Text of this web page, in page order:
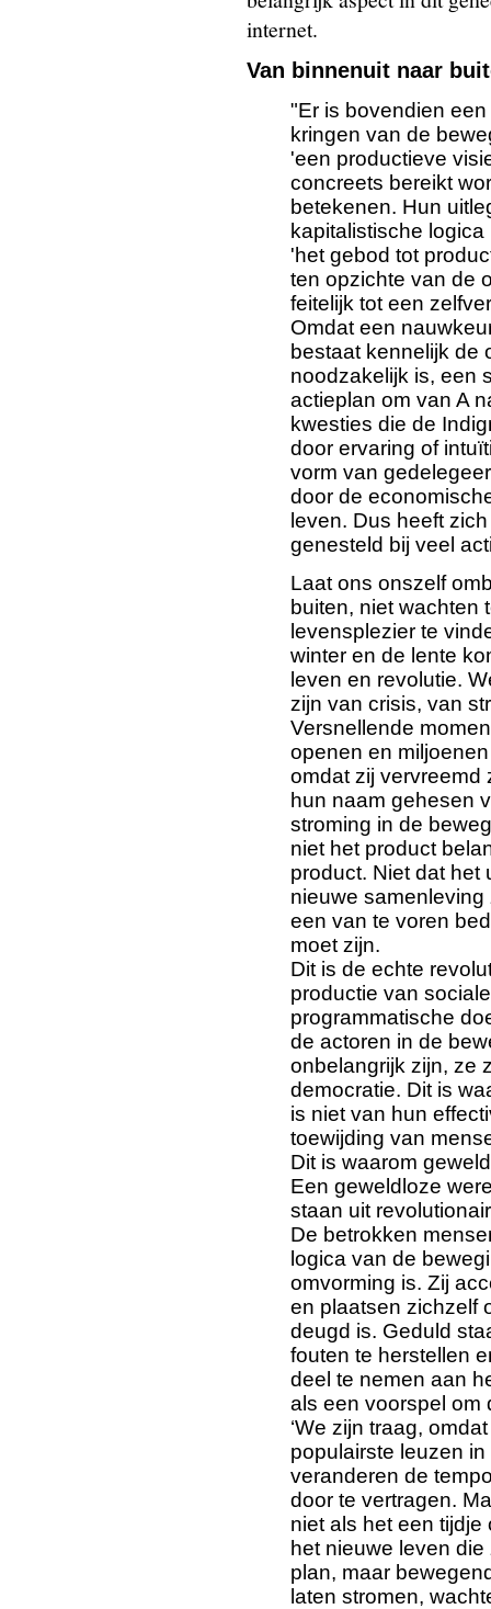
internet.
Van binnenuit naar
"Er is bovendien
kringen van de
'een productieve
concreets bereikt
betekenen. Hun
kapitalistische
'het gebod tot
ten opzichte van de
feitelijk tot een
Omdat een
bestaat kennelijk de
noodzakelijk is, een
actieplan om van A
kwesties die de
door ervaring of
vorm van
door de
leven. Dus heeft
genesteld bij veel
Laat ons onszelf
buiten, niet wachten
levensplezier te
winter en de lente
leven en revolutie.
zijn van crisis, van
Versnellende
openen en
omdat zij vervreemd
hun naam gehesen
stroming in de
niet het product
product. Niet dat het
nieuwe
een van te voren
moet zijn.
Dit is de echte
productie van
programmatische
de actoren in de
onbelangrijk zijn, ze
democratie. Dit is
is niet van hun
toewijding van
Dit is waarom
Een geweldloze
staan uit
De betrokken
logica van de
omvorming is. Zij
en plaatsen zichzelf
deugd is. Geduld
fouten te herstellen
deel te nemen aan
als een voorspel om
‘We zijn traag,
populairste leuzen
veranderen de
door te vertragen.
niet als het een
het nieuwe leven
plan, maar
laten stromen,